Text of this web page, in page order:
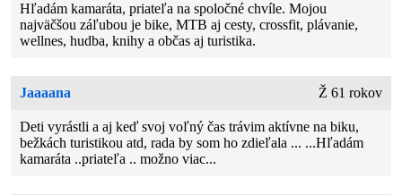
Hľadám kamaráta, priateľa na spoločné chvíle. Mojou
najväčšou záľubou je bike, MTB aj cesty, crossfit, plávanie,
wellnes, hudba, knihy a občas aj turistika.
Jaaaana Ž 61 rokov
Deti vyrástli a aj keď svoj voľný čas trávim aktívne na biku,
bežkách turistikou atd, rada by som ho zdieľala ... ...Hľadám
kamaráta ..priateľa .. možno viac...